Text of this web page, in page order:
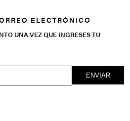
ELECTRÓNICO
UNA VEZ QUE INGRESES TU